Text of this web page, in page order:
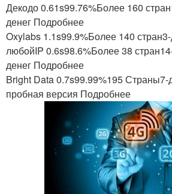
Декодо 0.61s99.76%Более 160
денег Подробнее
Oxylabs 1.1s99.9%Более 140
любойIP 0.6s98.6%Более 38
денег Подробнее
Bright Data 0.7s99.99%195 Страны7-
пробная версия Подробнее